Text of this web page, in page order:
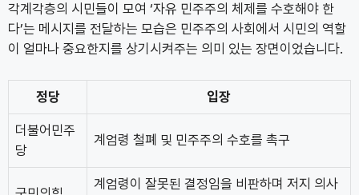
각계각층의 시민들이 모여 ‘자유 민주주의 체제를 수호해야 한
다’는 메시지를 전달하는 모습은 민주주의 사회에서 시민의 역할
이 얼마나 중요한지를 상기시켜주는 의미 있는 장면이었습니다.
정당 입장
더불어민주
당
계엄령 철폐 및 민주주의 수호를 촉구
계엄령이 잘못된 결정임을 비판하며 저지 의사